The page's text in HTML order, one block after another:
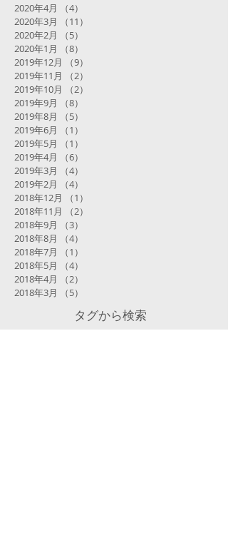
2020年4月 （4）
2020年3月
（11）
2020年2月
（5）
2020年1月
（8）
2019年12月
（9）
2019年11月
（2）
2019年10月
（2）
2019年9月
（8）
2019年8月
（5）
2019年6月
（1）
2019年5月
（1）
2019年4月
（6）
2019年3月
（4）
2019年2月
（4）
2018年12月
（1）
2018年11月
（2）
2018年9月
（3）
2018年8月
（4）
2018年7月
（1）
2018年5月
（4）
2018年4月
（2）
2018年3月
（5）
タグから検索